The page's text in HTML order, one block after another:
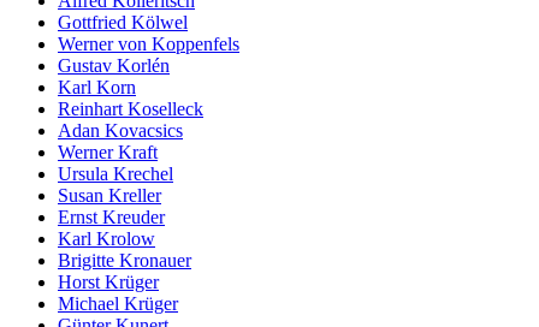
Gottfried Kölwel
Werner von Koppenfels
Gustav Korlén
Karl Korn
Reinhart Koselleck
Adan Kovacsics
Werner Kraft
Ursula Krechel
Susan Kreller
Ernst Kreuder
Karl Krolow
Brigitte Kronauer
Horst Krüger
Michael Krüger